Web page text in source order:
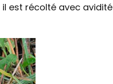
est récolté avec avidité